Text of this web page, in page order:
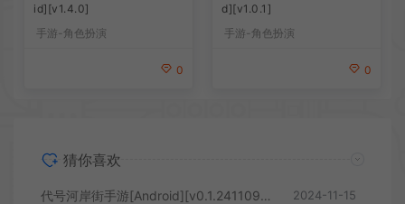
id][v1.4.0]
手游-角色扮演
0
d][v1.0.1]
手游-角色扮演
0
猜你喜欢
代号河岸街手游[Android][v0.1.24110901] 2024-11-15